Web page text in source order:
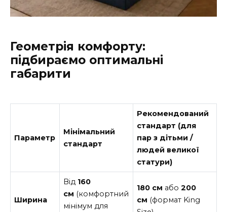
Геометрія комфорту:
підбираємо оптимальні
габарити
Параметр
Мінімальний
стандарт
Рекомендований
стандарт (для
пар з дітьми /
людей великої
статури)
Ширина
Від 160
см (комфортний
мінімум для
180 см або200
см (формат King